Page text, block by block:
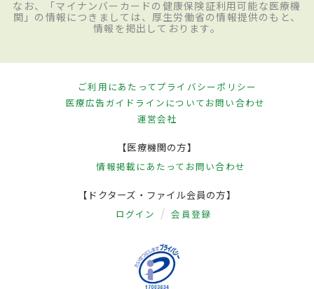
なお、「マイナンバーカードの健康保険証利用可能な医療機
関」の情報につきましては、厚生労働省の情報提供のもと、
情報を掲出しております。
ご利用にあたってプライバシーポリシー
医療広告ガイドラインについてお問い合わせ
運営会社
【医療機関の方】
情報掲載にあたって お問い合わせ
【ドクターズ・ファイル会員の方】
ログイン 会員登録